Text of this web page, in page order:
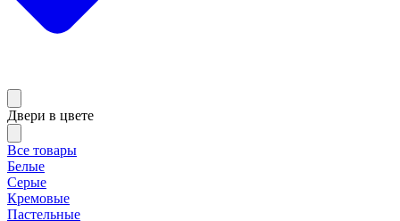
Двери в цвете
Все товары
Белые
Серые
Кремовые
Пастельные